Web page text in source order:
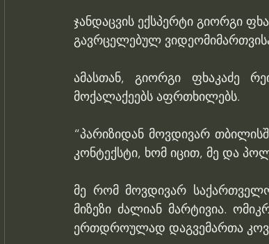
ჯანდაცვის ექსპერტი გიორგი
გავრცელებულ
ამასთან, გიორგი ფხაკაძე
მოქალაქეებს აფრთხილებს.
“პარიზიდან მოვდივარ
კონტექსტი, ხომ იცით, მე და
მე რომ მოვდივარ
მიზეზი ძალიან მარტივია.
ერთდროულად დაგვემართა